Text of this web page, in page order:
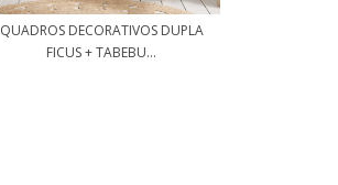
QUADROS DECORATIVOS DUPLA
FICUS + TABEBU...